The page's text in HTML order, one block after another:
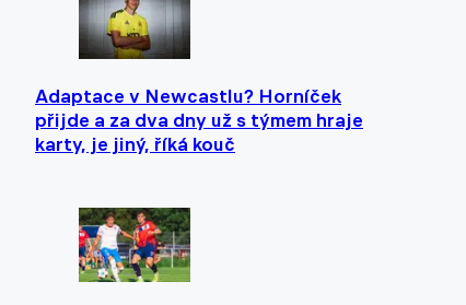
Adaptace v Newcastlu? Horníček
přijde a za dva dny už s týmem hraje
karty, je jiný, říká kouč